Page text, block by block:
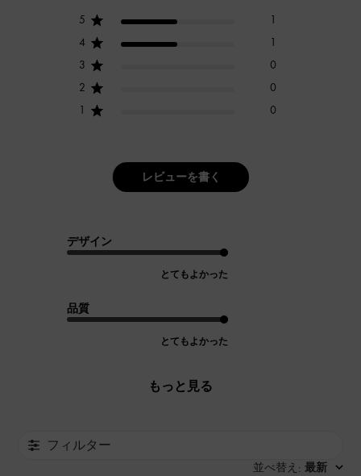
5
1
4
1
3
0
2
0
1
0
レビューを書く
デザイン
とてもよかった
品質
とてもよかった
もっと見る
フィルター
並べ替え : 最新